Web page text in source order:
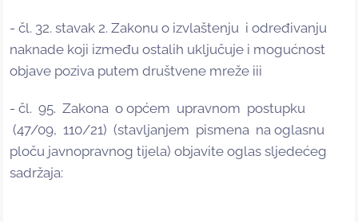
- čl. 32. stavak 2. Zakonu o izvlaštenju i određivanju
naknade koji između ostalih uključuje i mogućnost
objave poziva putem društvene mreže iii
- čl. 95. Zakona o općem upravnom postupku
(47/09, 110/21) (stavljanjem pismena na oglasnu
ploču javnopravnog tijela) objavite oglas sljedećeg
sadržaja: